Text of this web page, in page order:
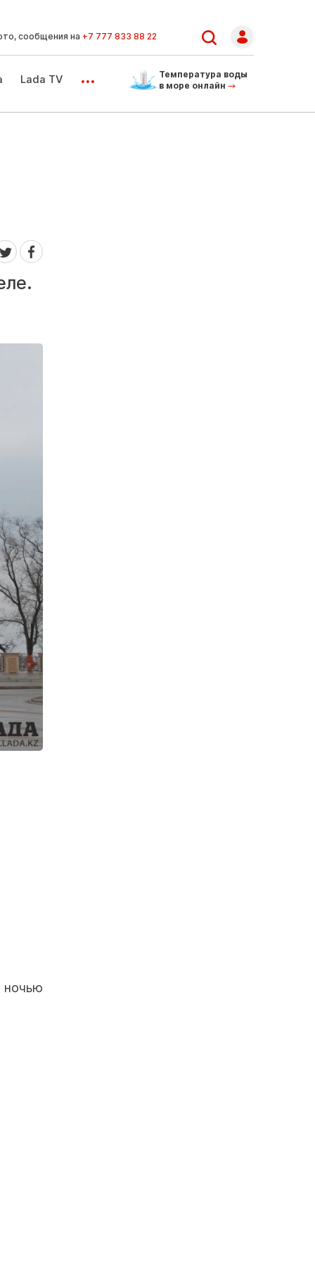
сообщения на +7 777 833 88 22
Lada TV ...
Температура воды
в море онлайн
ночью